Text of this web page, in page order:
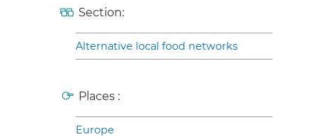
Section:
Alternative local food networks
Places :
Europe